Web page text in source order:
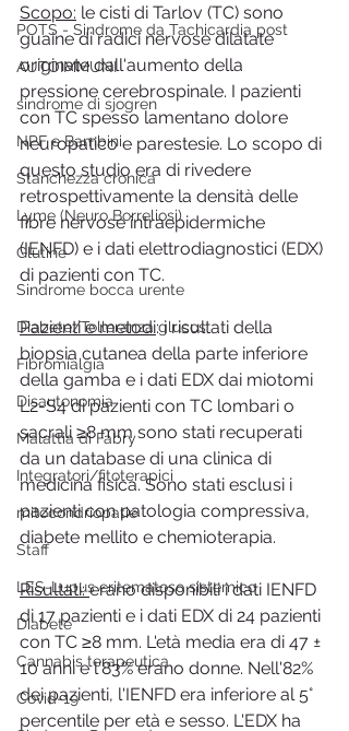
POTS - Sindrome da Tachicardia post
AUTOIMMUNI
sindrome di sjogren
NPF e Bambini
Stanchezza cronica
Lyme (Neuro Borreliosi)
Glutine
Sindrome bocca urente
Diabete/Tolleranza glucos
Fibromialgia
Disautonomia
Malattia di Fabry
Integratori/fitoterapici
mitocondriopatie
Staff
LES-Lupus eritematoso sistemico
Diabete
Cannabis terapeutica
Covid-19
Scopo: le cisti di Tarlov (TC) sono
guaine di radici nervose dilatate
originate dall'aumento della
pressione cerebrospinale. I pazienti
con TC spesso lamentano dolore
neuropatico e parestesie. Lo scopo di
questo studio era di rivedere
retrospettivamente la densità delle
fibre nervose intraepidermiche
(IENFD) e i dati elettrodiagnostici (EDX)
di pazienti con TC.
Pazienti e metodi: i risultati della
biopsia cutanea della parte inferiore
della gamba e i dati EDX dai miotomi
L2-S4 di pazienti con TC lombari o
sacrali ≥8 mm sono stati recuperati
da un database di una clinica di
medicina fisica. Sono stati esclusi i
pazienti con patologia compressiva,
diabete mellito e chemioterapia.
Risultati: erano disponibili i dati IENFD
di 17 pazienti e i dati EDX di 24 pazienti
con TC ≥8 mm. L'età media era di 47 ±
10 anni e l'83% erano donne. Nell'82%
dei pazienti, l'IENFD era inferiore al 5°
percentile per età e sesso. L'EDX ha